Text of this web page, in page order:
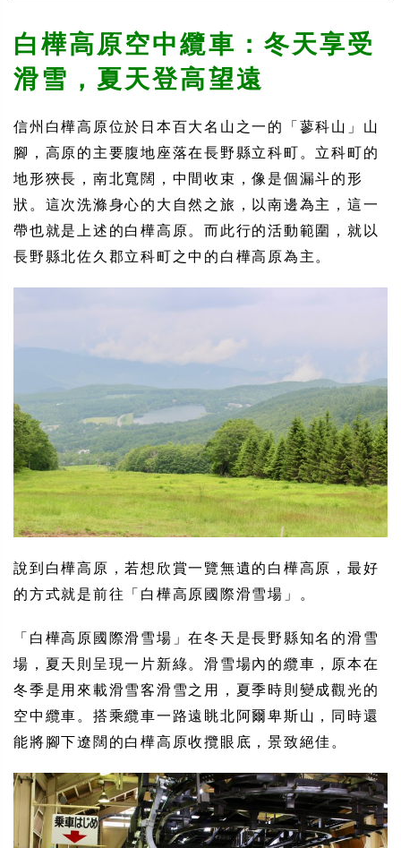
白樺高原空中纜車：冬天享受
滑雪，夏天登高望遠
信州白樺高原位於日本百大名山之一的「蓼科山」山
腳，高原的主要腹地座落在長野縣立科町。立科町的
地形狹長，南北寬闊，中間收束，像是個漏斗的形
狀。這次洗滌身心的大自然之旅，以南邊為主，這一
帶也就是上述的白樺高原。而此行的活動範圍，就以
長野縣北佐久郡立科町之中的白樺高原為主。
說到白樺高原，若想欣賞一覽無遺的白樺高原，最好
的方式就是前往「白樺高原國際滑雪場」。
「白樺高原國際滑雪場」在冬天是長野縣知名的滑雪
場，夏天則呈現一片新綠。滑雪場內的纜車，原本在
冬季是用來載滑雪客滑雪之用，夏季時則變成觀光的
空中纜車。搭乘纜車一路遠眺北阿爾卑斯山，同時還
能將腳下遼闊的白樺高原收攬眼底，景致絕佳。